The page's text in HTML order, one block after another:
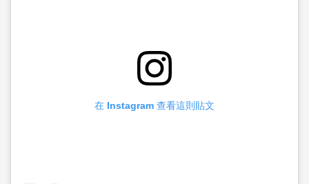
在 Instagram 查看這則貼文